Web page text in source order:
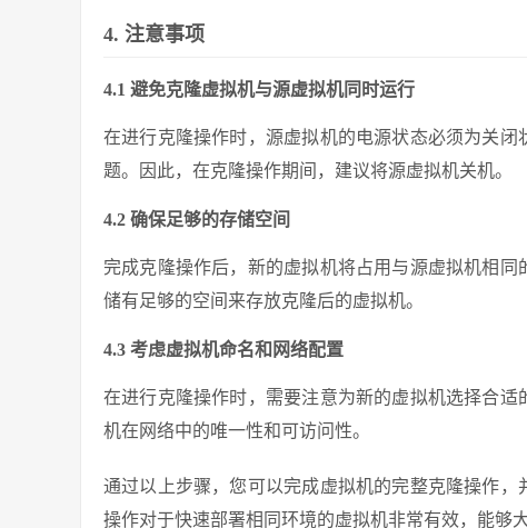
4. 注意事项
4.1 避免克隆虚拟机与源虚拟机同时运行
在进行克隆操作时，源虚拟机的电源状态必须为关
题。因此，在克隆操作期间，建议将源虚拟机关机。
4.2 确保足够的存储空间
完成克隆操作后，新的虚拟机将占用与源虚拟机相
储有足够的空间来存放克隆后的虚拟机。
4.3 考虑虚拟机命名和网络配置
在进行克隆操作时，需要注意为新的虚拟机选择合
机在网络中的唯一性和可访问性。
通过以上步骤，您可以完成虚拟机的完整克隆操作
操作对于快速部署相同环境的虚拟机非常有效，能够